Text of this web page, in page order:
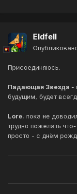
Eldfell
Присоединяюсь.
Падающая Звезда -
будущим, будет
Lore, пока не
трудно пожелать
просто - с днём